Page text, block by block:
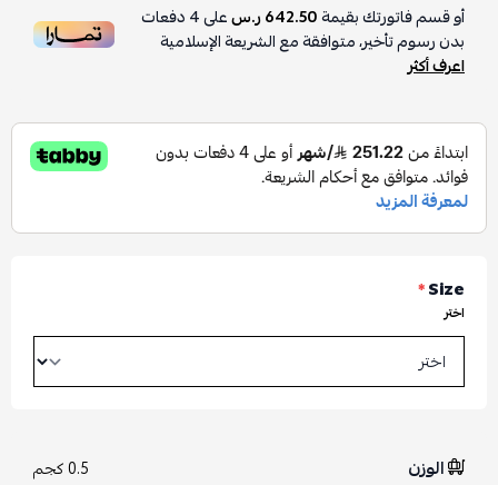
أو قسم فاتورتك بقيمة642.50 ر.س على4دفعات
بدون رسوم تأخير، متوافقة مع الشريعة الإسلامية
اعرف أكثر
Size
*
اختر
الوزن 0.5 كجم